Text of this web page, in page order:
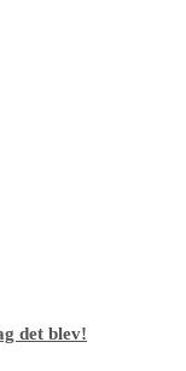
det blev!